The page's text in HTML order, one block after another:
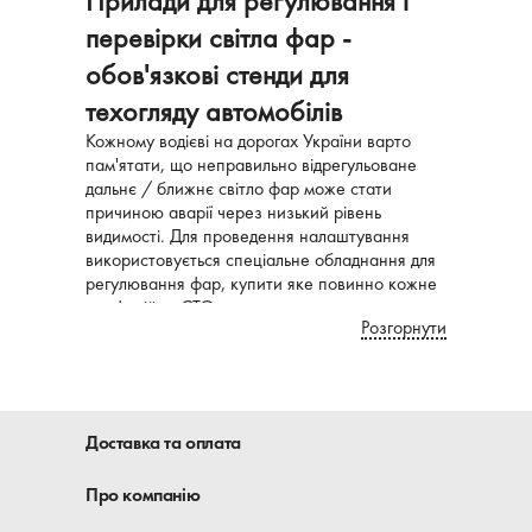
перевірки світла фар -
обов'язкові стенди для
техогляду автомобілів
Кожному водієві на дорогах України варто
пам'ятати, що неправильно відрегульоване
дальнє / ближнє світло фар може стати
причиною аварії через низький рівень
видимості. Для проведення налаштування
використовується спеціальне обладнання для
регулювання фар, купити яке повинно кожне
професійне СТО.
регулювання фар - купити його можна
обов'язково потрібен реглоскоп. Знайти
Розгорнути
Доставка та оплата
Про компанію